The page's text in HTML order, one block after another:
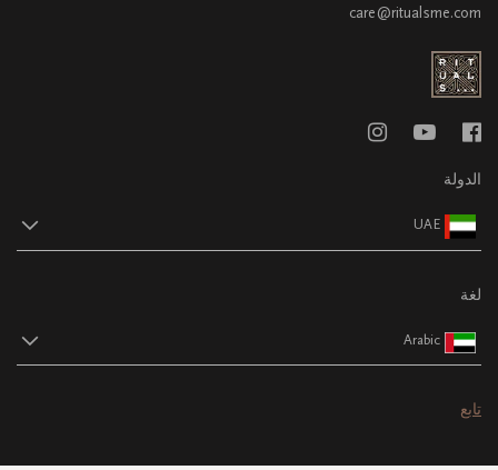
care@ritualsme.com
الدولة
UAE
لغة
Arabic
تابع